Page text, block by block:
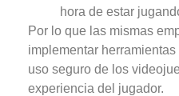
hora de estar
Por lo que las mismas
implementar
uso seguro de los
experiencia del jugador.